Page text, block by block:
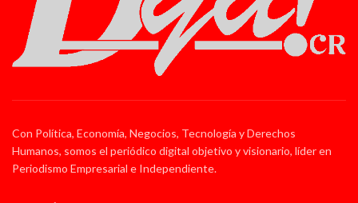
Con Política, Economía, Negocios, Tecnología y Derechos
Humanos, somos el periódico digital objetivo y visionario, líder en
Periodismo Empresarial e Independiente.